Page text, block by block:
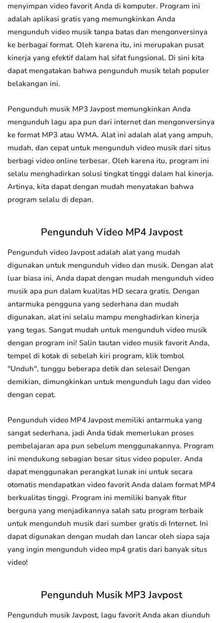
menyimpan video favorit Anda di komputer. Program ini
adalah aplikasi gratis yang memungkinkan Anda
mengunduh video musik tanpa batas dan mengonversinya
ke berbagai format. Oleh karena itu, ini merupakan pusat
kinerja yang efektif dalam hal sifat fungsional. Di sini kita
dapat mengatakan bahwa pengunduh musik telah populer
belakangan ini.
Pengunduh musik MP3 Javpost memungkinkan Anda
mengunduh lagu apa pun dari internet dan mengonversinya
ke format MP3 atau WMA. Alat ini adalah alat yang ampuh,
mudah, dan cepat untuk mengunduh video musik dari situs
berbagi video online terbesar. Oleh karena itu, program ini
selalu menghadirkan solusi tingkat tinggi dalam hal kinerja.
Artinya, kita dapat dengan mudah menyatakan bahwa
program selalu di depan.
Pengunduh Video MP4 Javpost
Pengunduh video Javpost adalah alat yang mudah
digunakan untuk mengunduh video dan musik. Dengan alat
luar biasa ini, Anda dapat dengan mudah mengunduh video
musik apa pun dalam kualitas HD secara gratis. Dengan
antarmuka pengguna yang sederhana dan mudah
digunakan, alat ini selalu mampu menghadirkan kinerja
yang tegas. Sangat mudah untuk mengunduh video musik
dengan program ini! Salin tautan video musik favorit Anda,
tempel di kotak di sebelah kiri program, klik tombol
"Unduh", tunggu beberapa detik dan selesai! Dengan
demikian, dimungkinkan untuk mengunduh lagu dan video
dengan cepat.
Pengunduh video MP4 Javpost memiliki antarmuka yang
sangat sederhana, jadi Anda tidak memerlukan proses
pembelajaran apa pun sebelum menggunakannya. Program
ini mendukung sebagian besar situs video populer. Anda
dapat menggunakan perangkat lunak ini untuk secara
otomatis mendapatkan video favorit Anda dalam format MP4
berkualitas tinggi. Program ini memiliki banyak fitur
berguna yang menjadikannya salah satu program terbaik
untuk mengunduh musik dari sumber gratis di Internet. Ini
dapat digunakan dengan mudah dan lancar oleh siapa saja
yang ingin mengunduh video mp4 gratis dari banyak situs
video!
Pengunduh Musik MP3 Javpost
Pengunduh musik Javpost, lagu favorit Anda akan diunduh